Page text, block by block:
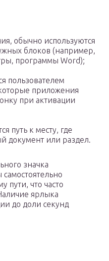
обычно используются
блоков (например,
программы Word);
пользователем
приложения
при активации
путь к месту, где
документ или раздел.
значка
пути, что часто
ярлыка
до доли секунд